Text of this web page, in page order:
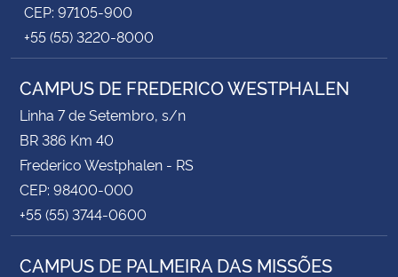
CEP: 97105-900
+55 (55) 3220-8000
CAMPUS DE FREDERICO WESTPHALEN
Linha 7 de Setembro, s/n
BR 386 Km 40
Frederico Westphalen - RS
CEP: 98400-000
+55 (55) 3744-0600
CAMPUS DE PALMEIRA DAS MISSÕES